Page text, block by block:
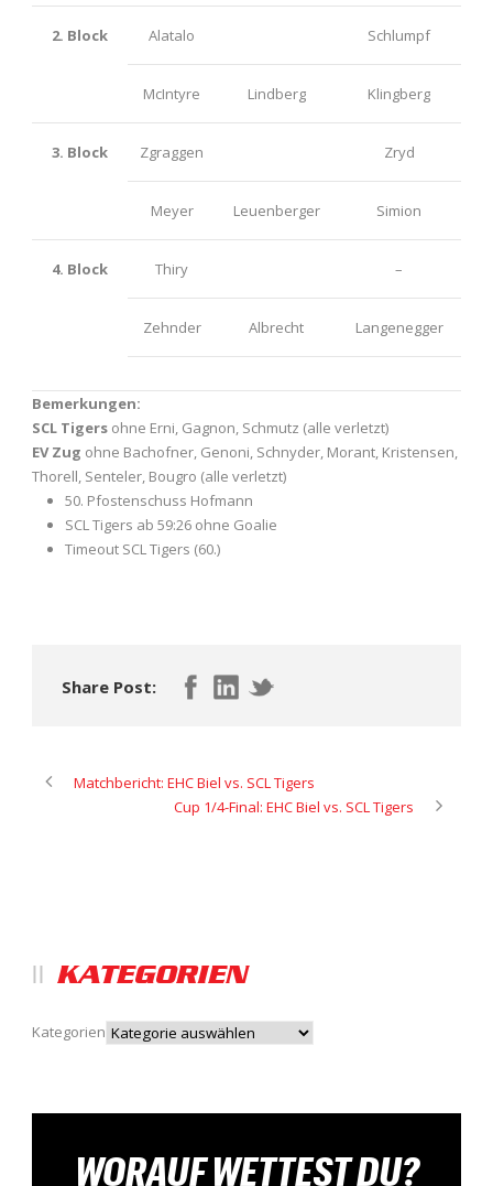
2. Block Alatalo Schlumpf
McIntyre Lindberg Klingberg
3. Block Zgraggen Zryd
Meyer Leuenberger Simion
4. Block Thiry –
Zehnder Albrecht Langenegger
Bemerkungen:
SCL Tigers ohne Erni, Gagnon, Schmutz (alle verletzt)
EV Zug ohne Bachofner, Genoni, Schnyder, Morant, Kristensen,
Thorell, Senteler, Bougro (alle verletzt)
50. Pfostenschuss Hofmann
SCL Tigers ab 59:26 ohne Goalie
Timeout SCL Tigers (60.)
Share Post:
Matchbericht: EHC Biel vs. SCL Tigers
Cup 1/4-Final: EHC Biel vs. SCL Tigers
KATEGORIEN
Kategorien